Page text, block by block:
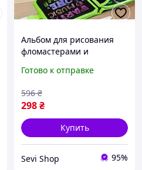
Альбом для рисования
фломастерами и
многоразовый,
раскраска для детей,
папка для творчества
Готово к отправке
298₴
596 ₴
Купить
Sevi Shop 95%